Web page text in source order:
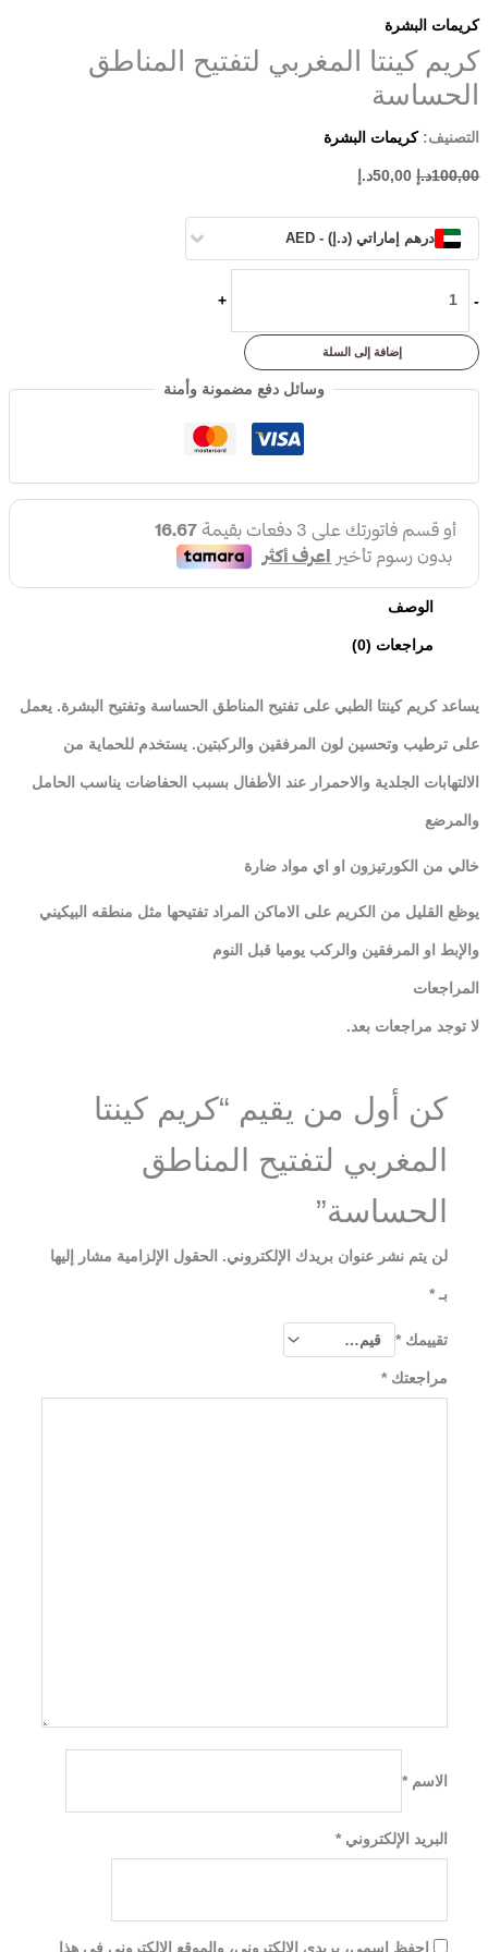
كريمات البشرة
كريم كينتا المغربي لتفتيح المناطق
الحساسة
التصنيف:كريمات البشرة
100,00د.إ 50,00د.إ
درهم إماراتي (د.إ) - AED
-
+
إضافة إلى السلة
وسائل دفع مضمونة وأمنة
الوصف
مراجعات (0)
يساعد كريم كينتا الطبي على تفتيح المناطق الحساسة وتفتيح البشرة. يعمل
على ترطيب وتحسين لون المرفقين والركبتين. يستخدم للحماية من
الالتهابات الجلدية والاحمرار عند الأطفال بسبب الحفاضات يناسب الحامل
والمرضع
خالي من الكورتيزون او اي مواد ضارة
يوظع القليل من الكريم على الاماكن المراد تفتيحها مثل منطقه البيكيني
والإبط او المرفقين والركب يوميا قبل النوم
المراجعات
لا توجد مراجعات بعد.
كن أول من يقيم “كريم كينتا
المغربي لتفتيح المناطق
الحساسة”
لن يتم نشر عنوان بريدك الإلكتروني. الحقول الإلزامية مشار إليها
بـ*
تقييمك*
مراجعتك*
الاسم*
البريد الإلكتروني*
احفظ اسمي، بريدي الإلكتروني، والموقع الإلكتروني في هذا